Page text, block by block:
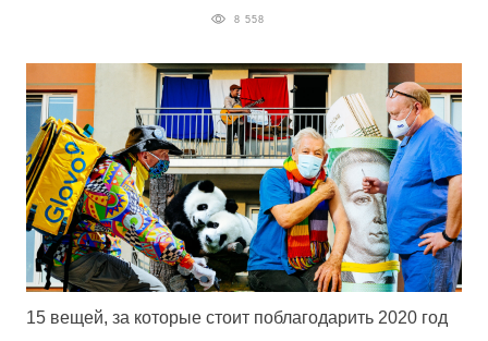
8 558
15 вещей, за которые стоит поблагодарить 2020 год